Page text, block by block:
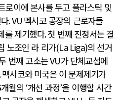
로이에 본사를 두고 플라스틱 및
. VU 멕시코 공장의 근로자들
를 제기했다.첫 번째 진정서는 결
노조인 라 리가(La Liga)의 선거
번째 고소는VU가 단체교섭에
멕시코와 미국은 이 문제제기가
개월의 ‘개선 과정’을 이행할 시간